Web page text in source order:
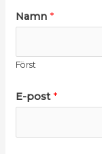
r
s
r
r
s
r
Namn *
Först
E-post *